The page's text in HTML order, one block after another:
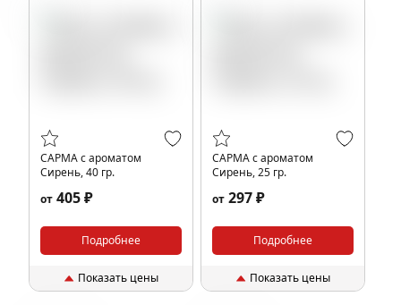
САРМА с ароматом
Сирень, 40 гр.
от 405 ₽
Подробнее
Показать цены
САРМА с ароматом
Сирень, 25 гр.
от 297 ₽
Подробнее
Показать цены